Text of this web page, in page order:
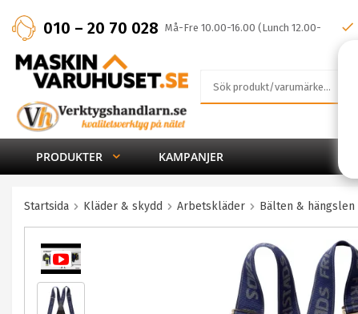
010 – 20 70 028 Må-Fre 10.00-16.00 (Lunch 12.00-
13.00)
PRODUKTER KAMPANJER
Startsida Kläder & skydd Arbetskläder Bälten & hängslen